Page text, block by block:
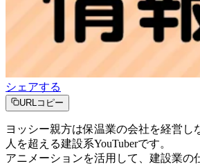
シェアする
URLコピー
ヨッシー親方は保温業の会社を経営し
人を超える建設系YouTuberです。
アニメーションを活用して、建設業の